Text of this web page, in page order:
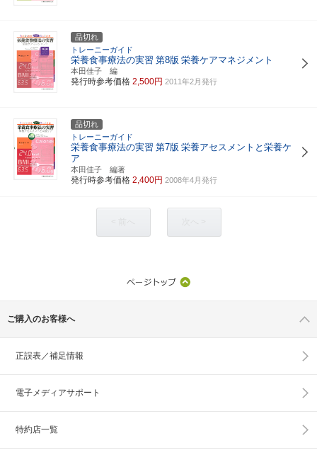
品切れ
トレーニーガイド
栄養食事療法の実習 第8版 栄養ケアマネジメント
本田佳子 編
発行時参考価格 2,500円 2011年2月発行
品切れ
トレーニーガイド
栄養食事療法の実習 第7版 栄養アセスメントと栄養ケ
ア
本田佳子 編著
発行時参考価格 2,400円 2008年4月発行
ご購入のお客様へ
正誤表／補足情報
電子メディアサポート
特約店一覧